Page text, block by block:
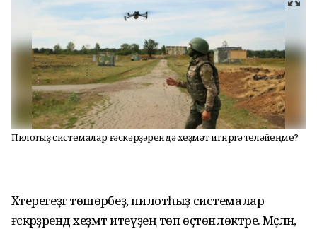
Пилотһыҙ системалар ғәскәрҙәрендә хеҙмәт итнргә теләйһеңме?
Хәтерегеҙгә төшөрәбеҙ, пилотһыҙ системалар
ғәскәрҙәрендә хеҙмәт итеүҙең төп өҫтөнлөктәре. Мәҫәлән,